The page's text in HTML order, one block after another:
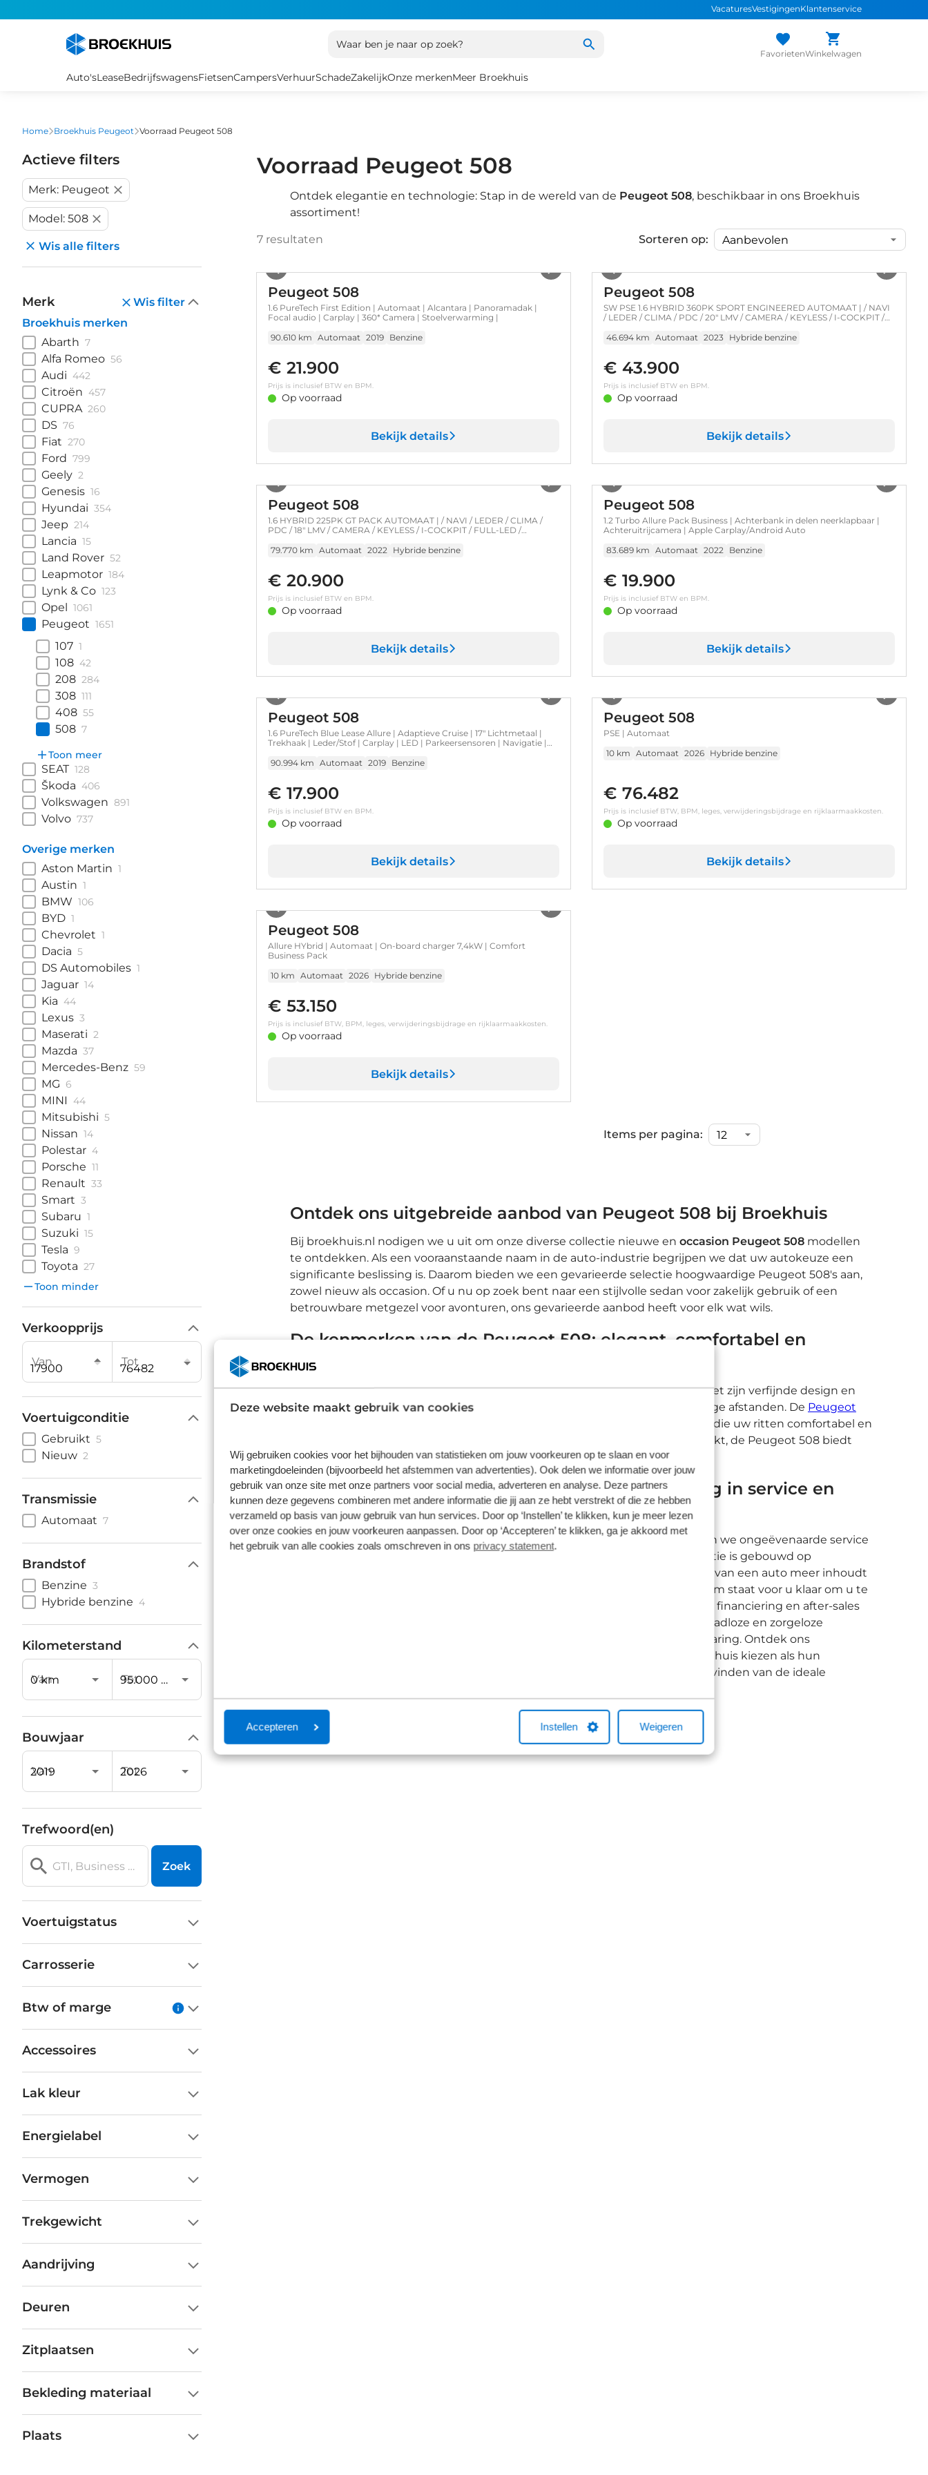
Deze website maakt gebruik van cookies
Wij gebruiken cookies voor het bijhouden van statistieken om jouw voorkeuren op te slaan en voor
marketingdoeleinden (bijvoorbeeld het afstemmen van advertenties). Ook delen we informatie over jouw
gebruik van onze site met onze partners voor social media, adverteren en analyse. Deze partners
kunnen deze gegevens combineren met andere informatie die jij aan ze hebt verstrekt of die ze hebben
verzameld op basis van jouw gebruik van hun services. Door op ‘Instellen’ te klikken, kun je meer lezen
over onze cookies en jouw voorkeuren aanpassen. Door op ‘Accepteren’ te klikken, ga je akkoord met
het gebruik van alle cookies zoals omschreven in ons privacy statement.
Accepteren Instellen Weigeren
VacaturesVestigingenKlantenservice
Waar ben je naar op zoek?
FavorietenWinkelwagen
Auto'sLeaseBedrijfswagensFietsenCampersVerhuurSchadeZakelijkOnze merkenMeer Broekhuis
Home Broekhuis Peugeot Voorraad Peugeot 508
Actieve filters
Merk: Peugeot
Model: 508
Wis alle filters
Merk
Wis filter
Broekhuis merken
Abarth 7
Alfa Romeo 56
Audi 442
Citroën 457
CUPRA 260
DS 76
Fiat 270
Ford 799
Geely 2
Genesis 16
Hyundai 354
Jeep 214
Lancia 15
Land Rover 52
Leapmotor 184
Lynk & Co 123
Opel 1061
Peugeot 1651
107 1
108 42
208 284
308 111
408 55
508 7
Toon meer
SEAT 128
Škoda 406
Volkswagen 891
Volvo 737
Overige merken
Aston Martin 1
Austin 1
BMW 106
BYD 1
Chevrolet 1
Dacia 5
DS Automobiles 1
Jaguar 14
Kia 44
Lexus 3
Maserati 2
Mazda 37
Mercedes-Benz 59
MG 6
MINI 44
Mitsubishi 5
Nissan 14
Polestar 4
Porsche 11
Renault 33
Smart 3
Subaru 1
Suzuki 15
Tesla 9
Toyota 27
Toon minder
Verkoopprijs
Van Tot
Voertuigconditie
Gebruikt 5
Nieuw 2
Transmissie
Automaat 7
Brandstof
Benzine 3
Hybride benzine 4
Kilometerstand
Van Tot
Bouwjaar
Van Tot
Trefwoord(en)
Zoek
Voertuigstatus
Carrosserie
Btw of marge
Accessoires
Lak kleur
Energielabel
Vermogen
Trekgewicht
Aandrijving
Deuren
Zitplaatsen
Bekleding materiaal
Plaats
Voorraad Peugeot 508
Ontdek elegantie en technologie: Stap in de wereld van de Peugeot 508, beschikbaar in ons Broekhuis
assortiment!
7resultaten Sorteren op:
Peugeot 508
1.6 PureTech First Edition | Automaat | Alcantara | Panoramadak |
Focal audio | Carplay | 360* Camera | Stoelverwarming |
90.610 km Automaat 2019 Benzine
€ 21.900
Prijs is inclusief BTW en BPM.
Op voorraad
Bekijk details
Peugeot 508
SW PSE 1.6 HYBRID 360PK SPORT ENGINEERED AUTOMAAT | / NAVI
/ LEDER / CLIMA / PDC / 20" LMV / CAMERA / KEYLESS / I-COCKPIT /
AUDIO / ADAPT. CRUISECONTROL / FULL-OPTIONS !!
46.694 km Automaat 2023 Hybride benzine
€ 43.900
Prijs is inclusief BTW en BPM.
Op voorraad
Bekijk details
Peugeot 508
1.6 HYBRID 225PK GT PACK AUTOMAAT | / NAVI / LEDER / CLIMA /
PDC / 18" LMV / CAMERA / KEYLESS / I-COCKPIT / FULL-LED /
OPTIONS !!
79.770 km Automaat 2022 Hybride benzine
€ 20.900
Prijs is inclusief BTW en BPM.
Op voorraad
Bekijk details
Peugeot 508
1.2 Turbo Allure Pack Business | Achterbank in delen neerklapbaar |
Achteruitrijcamera | Apple Carplay/Android Auto
83.689 km Automaat 2022 Benzine
€ 19.900
Prijs is inclusief BTW en BPM.
Op voorraad
Bekijk details
Peugeot 508
1.6 PureTech Blue Lease Allure | Adaptieve Cruise | 17" Lichtmetaal |
Trekhaak | Leder/Stof | Carplay | LED | Parkeersensoren | Navigatie |
Auto|telefoonintegratie premium
90.994 km Automaat 2019 Benzine
€ 17.900
Prijs is inclusief BTW en BPM.
Op voorraad
Bekijk details
Peugeot 508
PSE | Automaat
10 km Automaat 2026 Hybride benzine
€ 76.482
Prijs is inclusief BTW, BPM, leges, verwijderingsbijdrage en rijklaarmaakkosten.
Op voorraad
Bekijk details
Peugeot 508
Allure HYbrid | Automaat | On-board charger 7,4kW | Comfort
Business Pack
10 km Automaat 2026 Hybride benzine
€ 53.150
Prijs is inclusief BTW, BPM, leges, verwijderingsbijdrage en rijklaarmaakkosten.
Op voorraad
Bekijk details
Items per pagina:
Ontdek ons uitgebreide aanbod van Peugeot 508 bij Broekhuis
Bij broekhuis.nl nodigen we u uit om onze diverse collectie nieuwe en occasion Peugeot 508modellen
te ontdekken. Als een vooraanstaande naam in de auto-industrie begrijpen we dat uw autokeuze een
significante beslissing is. Daarom bieden we een gevarieerde selectie hoogwaardige Peugeot 508's aan,
zowel nieuw als occasion. Of u nu op zoek bent naar een stijlvolle sedan voor zakelijk gebruik of een
betrouwbare metgezel voor avonturen, ons gevarieerde aanbod heeft voor elk wat wils.
De kenmerken van de Peugeot 508: elegant, comfortabel en
geavanceerd
De Peugeot 508 belichaamt elegantie, comfort en geavanceerde functies. Met zijn verfijnde design en
hoogwaardige interieur is dit model ideaal voor zowel zakelijk gebruik als lange afstanden. De Peugeot
biedt een soepele rijervaring en is uitgerust met geavanceerde functies die uw ritten comfortabel en
plezierig maken. Of u nu zakelijke afspraken heeft of weekenduitstapjes maakt, de Peugeot 508 biedt
een stijlvolle en betrouwbare rijervaring.
Waarom kiezen voor Broekhuis? Ervaar toewijding in service en
keuze
Bij Broekhuis zetten we ons in voor de hoogste klanttevredenheid en bieden we ongeëvenaarde service
en keuze. Waarom zou u uw Peugeot 508 bij Broekhuis kopen? Onze reputatie is gebouwd op
jarenlange ervaring en toewijding aan kwaliteit. We begrijpen dat het kopen van een auto meer inhoudt
dan alleen de transactie; het gaat om de totale ervaring. Ons deskundige team staat voor u klaar om u te
begeleiden, van het kiezen van de perfecte Peugeot 508 tot het regelen van financiering en after-sales
service. Met een uitgebreid vestigingsnetwerk kunt u vertrouwen op een naadloze en zorgeloze
ervaring. Bij Broekhuis streven we naar uitmuntendheid in uw auto koopervaring. Ontdek ons
assortiment Peugeot 508 modellen en begrijp waarom talloze klanten Broekhuis kiezen als hun
betrouwbare mobiliteitspartner. We kijken ernaar uit om u te helpen bij het vinden van de ideale